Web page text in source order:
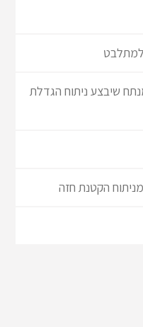
למתלבט
שיבצע ניתוח הגדלת
הקטנת חזה